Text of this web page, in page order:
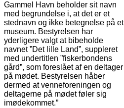
Gammel Havn beholder sit navn
med begrundelse i, at det er et
stednavn og ikke betegnelse på et
museum. Bestyrelsen har
yderligere valgt at bibeholde
navnet ”Det lille Land”, suppleret
med undertitlen ”fiskerbondens
gård”, som foreslået af en deltager
på mødet. Bestyrelsen håber
dermed at venneforeningen og
deltagerne på mødet føler sig
imødekommet.”